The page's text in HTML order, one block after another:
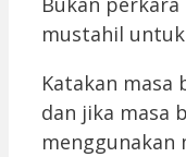
mustahil
Katakan masa
dan jika masa
menggunakan